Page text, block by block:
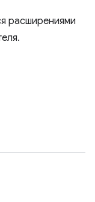
расширениями